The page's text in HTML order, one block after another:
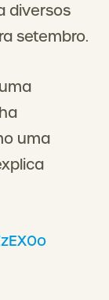
diversos
setembro.
uma